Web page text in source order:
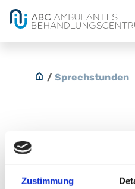
Zustimmung
/ Sprechstunden
Privatambulanz
Dr. Brucker